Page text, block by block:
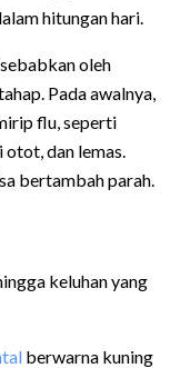
hitungan hari.
oleh
Pada awalnya,
flu, seperti
dan lemas.
bertambah parah.
keluhan yang
berwarna kuning